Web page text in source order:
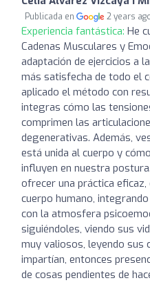
Publicada en 2 years
Experiencia fantástica: He
Cadenas Musculares y
adaptación de ejercicios a
más satisfecha de todo el
aplicado el método con
integras cómo las
comprimen las
degenerativas. Además,
está unida al cuerpo y
influyen en nuestra
ofrecer una práctica
cuerpo humano,
con la atmosfera
siguiéndoles, viendo sus
muy valiosos, leyendo sus
impartían, entonces
de cosas pendientes de